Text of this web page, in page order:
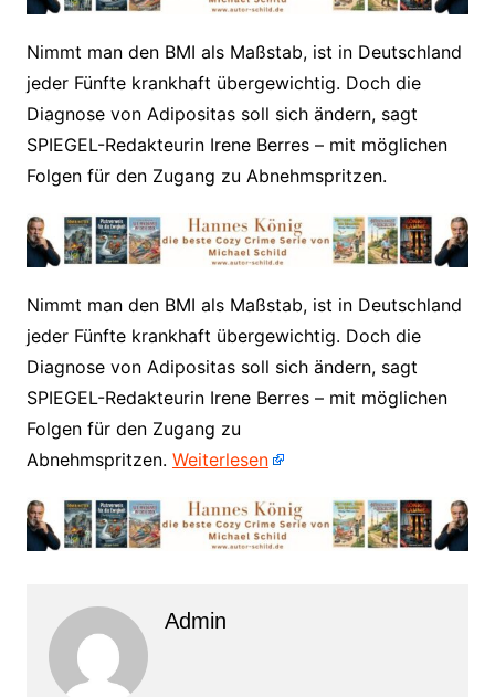
Nimmt man den BMI als Maßstab, ist in Deutschland
jeder Fünfte krankhaft übergewichtig. Doch die
Diagnose von Adipositas soll sich ändern, sagt
SPIEGEL-Redakteurin Irene Berres – mit möglichen
Folgen für den Zugang zu Abnehmspritzen.
​Nimmt man den BMI als Maßstab, ist in Deutschland
jeder Fünfte krankhaft übergewichtig. Doch die
Diagnose von Adipositas soll sich ändern, sagt
SPIEGEL-Redakteurin Irene Berres – mit möglichen
Folgen für den Zugang zu
Abnehmspritzen. Weiterlesen
Admin